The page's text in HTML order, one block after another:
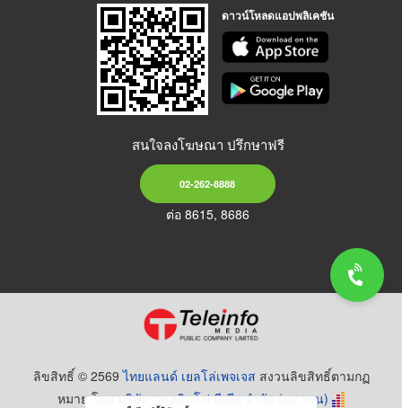
ดาวน์โหลดแอปพลิเคชัน
สนใจลงโฆษณา ปรึกษาฟรี
02-262-8888
ต่อ 8615, 8686
ลิขสิทธิ์ © 2569ไทยแลนด์ เยลโล่เพจเจส สงวนลิขสิทธิ์ตามกฏ
หมาย โดยบริษัท เทเลอินโฟ มีเดีย จำกัด (มหาชน)